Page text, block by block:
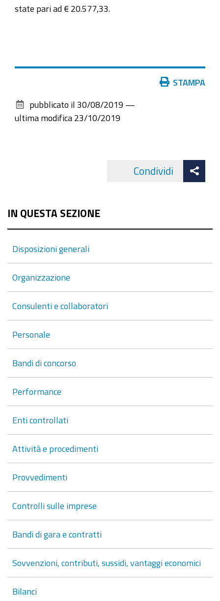
state pari ad € 20.577,33.
documento
STAMPA
pubblicato il 30/08/2019 —
ultima modifica 23/10/2019
Condividi
IN QUESTA SEZIONE
Disposizioni generali
Organizzazione
Consulenti e collaboratori
Personale
Bandi di concorso
Performance
Enti controllati
Attività e procedimenti
Provvedimenti
Controlli sulle imprese
Bandi di gara e contratti
Sovvenzioni, contributi, sussidi, vantaggi economici
Bilanci